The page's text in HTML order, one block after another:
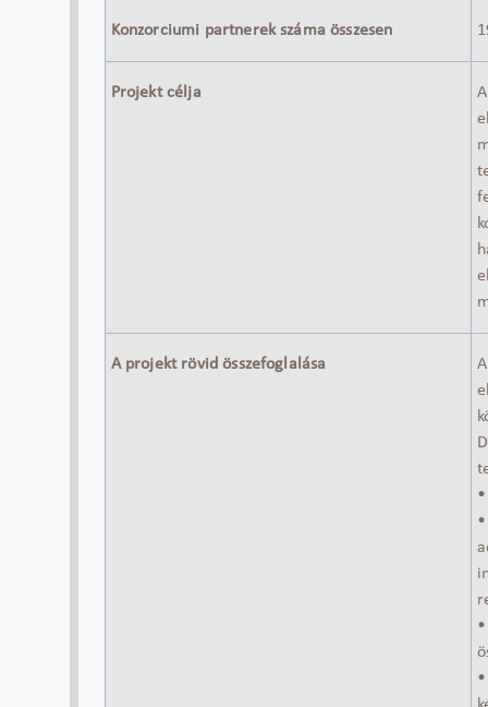
Konzorciumi partnerek száma összesen
Projekt célja
A projekt rövid összefoglalása